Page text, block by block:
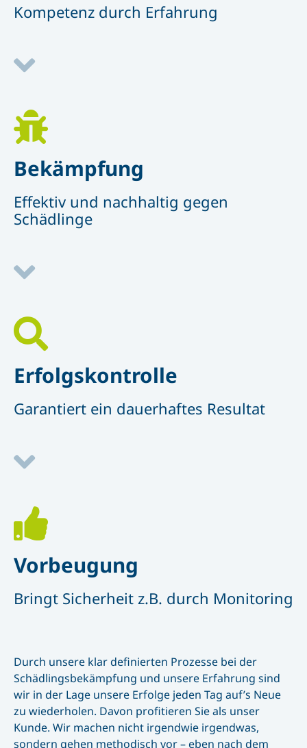
Kompetenz durch Erfahrung
Bekämpfung
Effektiv und nachhaltig gegen
Schädlinge
Erfolgskontrolle
Garantiert ein dauerhaftes Resultat
Vorbeugung
Bringt Sicherheit z.B. durch Monitoring
Durch unsere klar definierten Prozesse bei der
Schädlingsbekämpfung und unsere Erfahrung sind
wir in der Lage unsere Erfolge jeden Tag auf’s Neue
zu wiederholen. Davon profitieren Sie als unser
Kunde. Wir machen nicht irgendwie irgendwas,
sondern gehen methodisch vor – eben nach dem